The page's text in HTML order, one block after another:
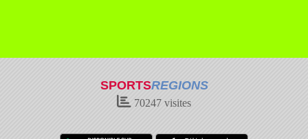
SPORTSREGIONS
70247 visites